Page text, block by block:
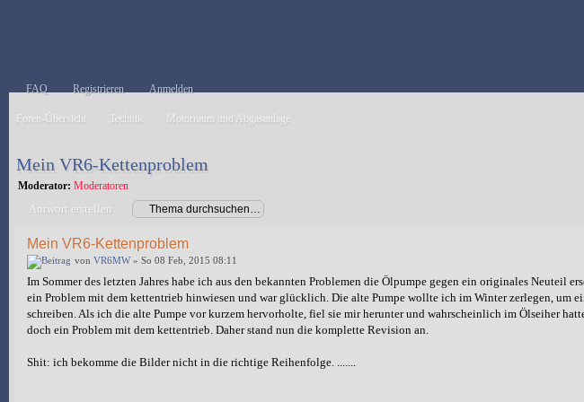
FAQ Registrieren Anmelden
Foren-Übersicht Technik Motorraum und Abgasanlage
Mein VR6-Kettenproblem
Moderator: Moderatoren
Antwort erstellen
Mein VR6-Kettenproblem
von VR6MW» So 08 Feb, 2015 08:11
Im Sommer des letzten Jahres habe ich aus den bekannten Problemen die Ölpumpe gegen ein originales Neuteil
ein Problem mit dem kettentrieb hinwiesen und war glücklich. Die alte Pumpe wollte ich im Winter zerlegen, um
schreiben. Als ich die alte Pumpe vor kurzem hervorholte, fiel sie mir herunter und wahrscheinlich im Ölseiher
doch ein Problem mit dem kettentrieb. Daher stand nun die komplette Revision an.
Shit: ich bekomme die Bilder nicht in die richtige Reihenfolge. .......